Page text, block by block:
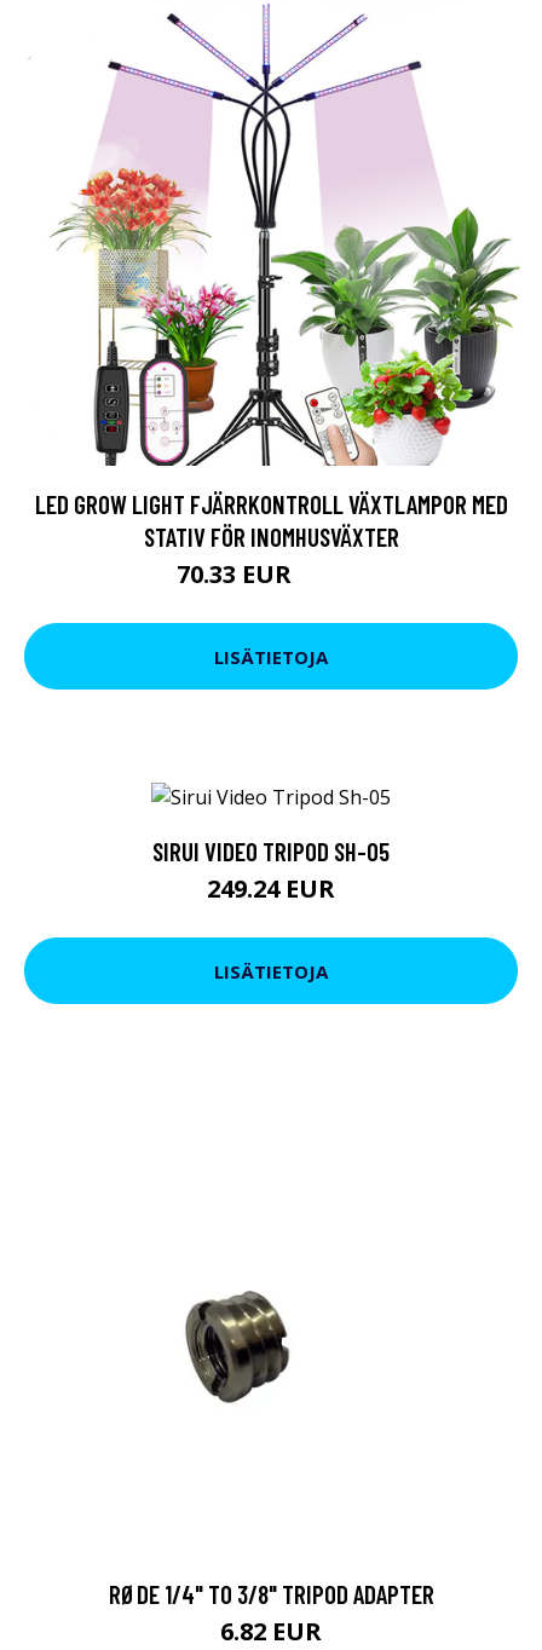
LED GROW LIGHT FJÄRRKONTROLL VÄXTLAMPOR MED
STATIV FÖR INOMHUSVÄXTER
70.33 EUR
LISÄTIETOJA
SIRUI VIDEO TRIPOD SH-05
249.24 EUR
LISÄTIETOJA
RØDE 1/4" TO 3/8" TRIPOD ADAPTER
6.82 EUR